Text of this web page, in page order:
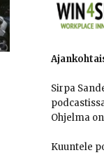
Sirpa
Ohjelma
Kuuntele